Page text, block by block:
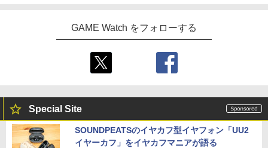
GAME Watch をフォローする
Special Site
SOUNDPEATSのイヤカフ型イヤフォン「UU2
イヤーカフ」をイヤカフマニアが語る